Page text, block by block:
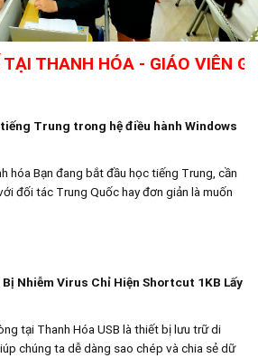
HÓA - GIÁO VIÊN GIỎI,
Trung trong hệ điều hành Windows
hóa Bạn đang bắt đầu học tiếng Trung, cần
đối tác Trung Quốc hay đơn giản là muốn
Bị Nhiễm Virus Chỉ Hiện Shortcut 1KB Lấy
tại Thanh Hóa USB là thiết bị lưu trữ di
chúng ta dễ dàng sao chép và chia sẻ dữ